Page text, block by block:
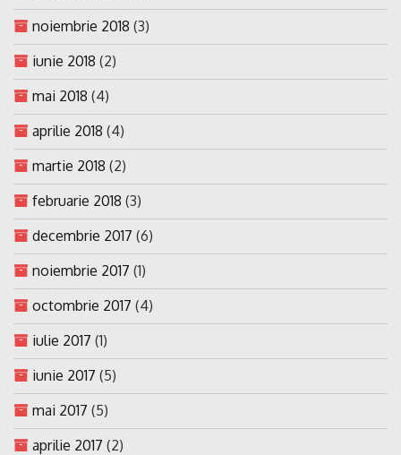
noiembrie 2018 (3)
iunie 2018 (2)
mai 2018 (4)
aprilie 2018 (4)
martie 2018 (2)
februarie 2018 (3)
decembrie 2017 (6)
noiembrie 2017 (1)
octombrie 2017 (4)
iulie 2017 (1)
iunie 2017 (5)
mai 2017 (5)
aprilie 2017 (2)